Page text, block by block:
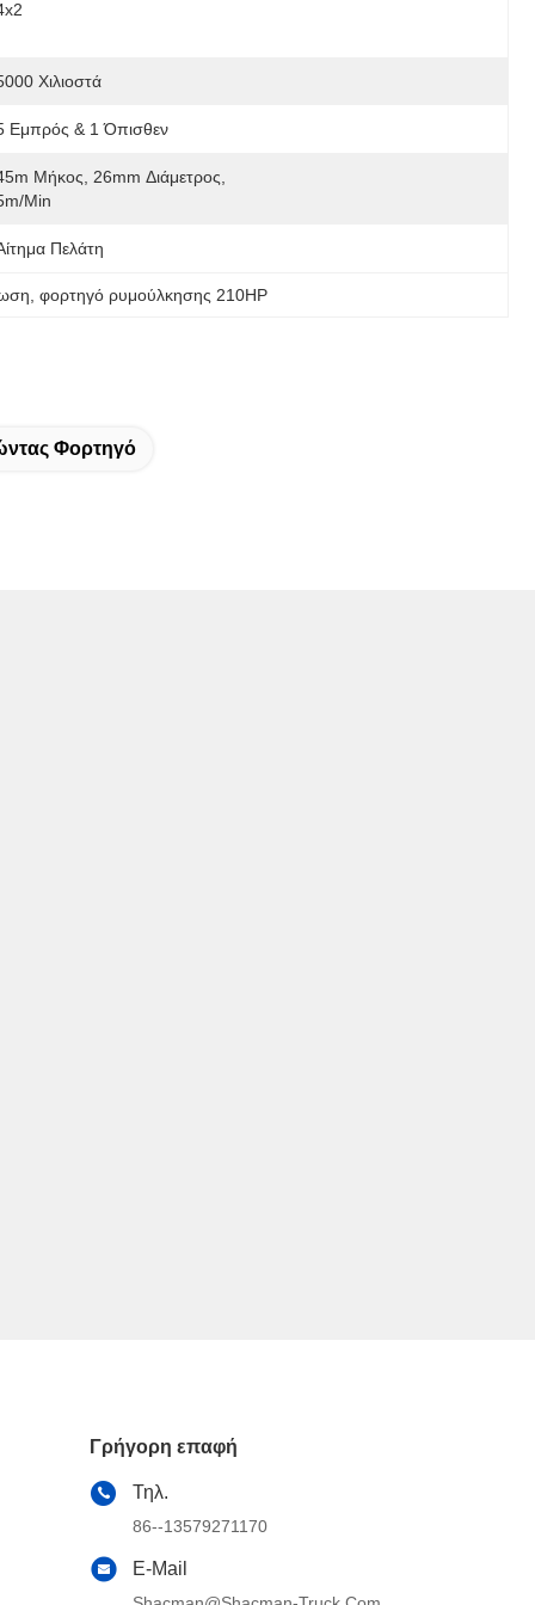
Χιλιοστά
Εμπρός & 1 Όπισθεν
Μήκος, 26mm Διάμετρος,
min
Πελάτη
φορτηγό ρυμούλκησης 210HP
Φορτηγό
Γρήγορη επαφή
Τηλ.
86--13579271170
E-Mail